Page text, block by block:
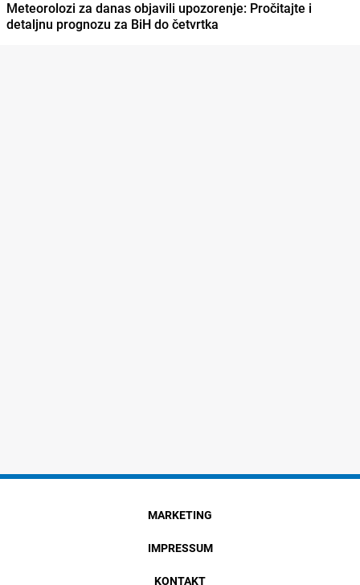
Meteorolozi za danas objavili upozorenje: Pročitajte i
detaljnu prognozu za BiH do četvrtka
MARKETING
IMPRESSUM
KONTAKT